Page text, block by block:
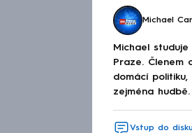
Michael
Michael
Praze. Členem
domácí
zejména hudbě.
Vstup do